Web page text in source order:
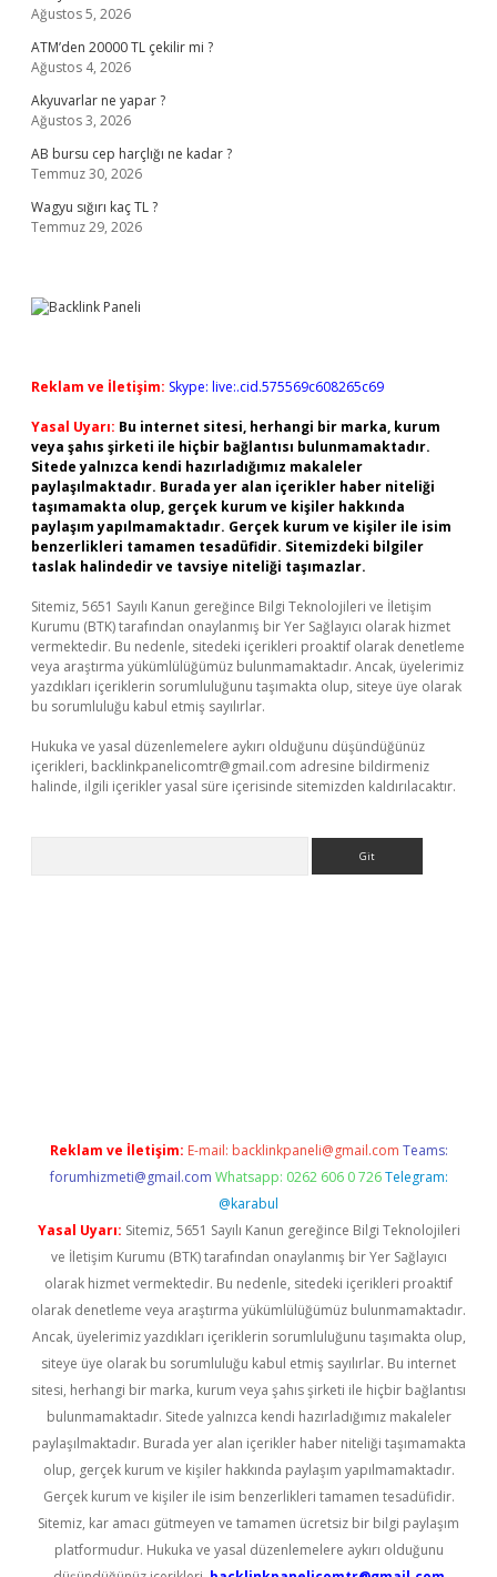
Ağustos 5, 2026
ATM’den 20000 TL çekilir mi ?
Ağustos 4, 2026
Akyuvarlar ne yapar ?
Ağustos 3, 2026
AB bursu cep harçlığı ne kadar ?
Temmuz 30, 2026
Wagyu sığırı kaç TL ?
Temmuz 29, 2026
Reklam ve İletişim: Skype: live:.cid.575569c608265c69
Yasal Uyarı: Bu internet sitesi, herhangi bir marka, kurum
veya şahıs şirketi ile hiçbir bağlantısı bulunmamaktadır.
Sitede yalnızca kendi hazırladığımız makaleler
paylaşılmaktadır. Burada yer alan içerikler haber niteliği
taşımamakta olup, gerçek kurum ve kişiler hakkında
paylaşım yapılmamaktadır. Gerçek kurum ve kişiler ile isim
benzerlikleri tamamen tesadüfidir. Sitemizdeki bilgiler
taslak halindedir ve tavsiye niteliği taşımazlar.
Sitemiz, 5651 Sayılı Kanun gereğince Bilgi Teknolojileri ve İletişim
Kurumu (BTK) tarafından onaylanmış bir Yer Sağlayıcı olarak hizmet
vermektedir. Bu nedenle, sitedeki içerikleri proaktif olarak denetleme
veya araştırma yükümlülüğümüz bulunmamaktadır. Ancak, üyelerimiz
yazdıkları içeriklerin sorumluluğunu taşımakta olup, siteye üye olarak
bu sorumluluğu kabul etmiş sayılırlar.
Hukuka ve yasal düzenlemelere aykırı olduğunu düşündüğünüz
içerikleri, backlinkpanelicomtr@gmail.com adresine bildirmeniz
halinde, ilgili içerikler yasal süre içerisinde sitemizden kaldırılacaktır.
Reklam ve İletişim: E-mail: backlinkpaneli@gmail.com Teams:
forumhizmeti@gmail.com Whatsapp: 0262 606 0 726 Telegram:
@karabul
Yasal Uyarı: Sitemiz, 5651 Sayılı Kanun gereğince Bilgi Teknolojileri
ve İletişim Kurumu (BTK) tarafından onaylanmış bir Yer Sağlayıcı
olarak hizmet vermektedir. Bu nedenle, sitedeki içerikleri proaktif
olarak denetleme veya araştırma yükümlülüğümüz bulunmamaktadır.
Ancak, üyelerimiz yazdıkları içeriklerin sorumluluğunu taşımakta olup,
siteye üye olarak bu sorumluluğu kabul etmiş sayılırlar. Bu internet
sitesi, herhangi bir marka, kurum veya şahıs şirketi ile hiçbir bağlantısı
bulunmamaktadır. Sitede yalnızca kendi hazırladığımız makaleler
paylaşılmaktadır. Burada yer alan içerikler haber niteliği taşımamakta
olup, gerçek kurum ve kişiler hakkında paylaşım yapılmamaktadır.
Gerçek kurum ve kişiler ile isim benzerlikleri tamamen tesadüfidir.
Sitemiz, kar amacı gütmeyen ve tamamen ücretsiz bir bilgi paylaşım
platformudur. Hukuka ve yasal düzenlemelere aykırı olduğunu